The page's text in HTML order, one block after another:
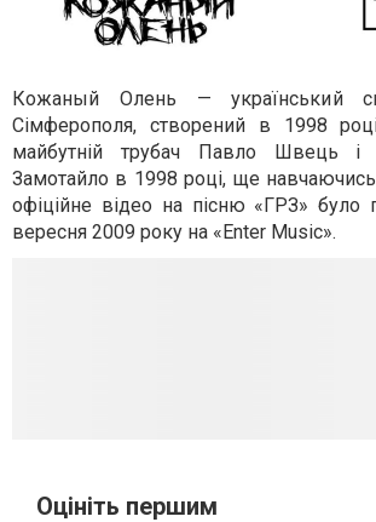
Кожаный Олень — український
Сімферополя, створений в 1998
майбутній трубач Павло Швець і
Замотайло в 1998 році, ще
офіційне відео на пісню «ГРЗ» було
вересня 2009 року на «Enter Music».
Оцініть першим